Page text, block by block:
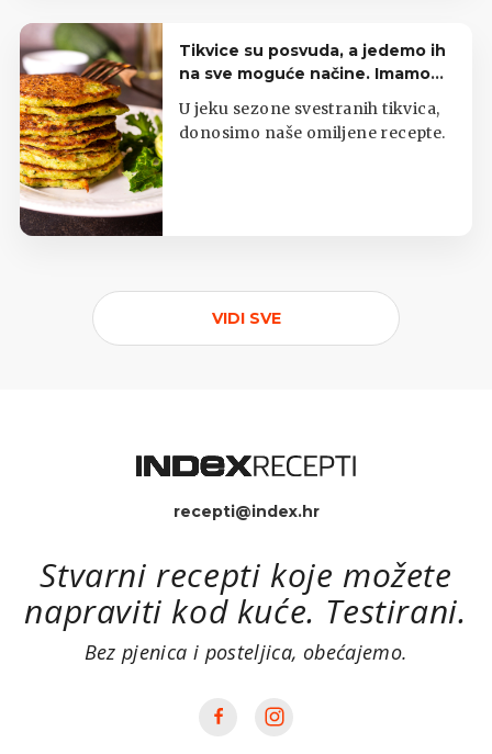
Tikvice su posvuda, a jedemo ih
na sve moguće načine. Imamo
top listu
U jeku sezone svestranih tikvica,
donosimo naše omiljene recepte.
VIDI SVE
recepti@index.hr
Stvarni recepti koje možete
napraviti kod kuće. Testirani.
Bez pjenica i posteljica, obećajemo.